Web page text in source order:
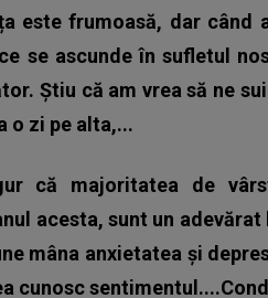
este frumoasă, dar când
se ascunde în sufletul
Știu că am vrea să ne
o zi pe alta,...
că majoritatea de
acesta, sunt un
mâna anxietatea și
cunosc